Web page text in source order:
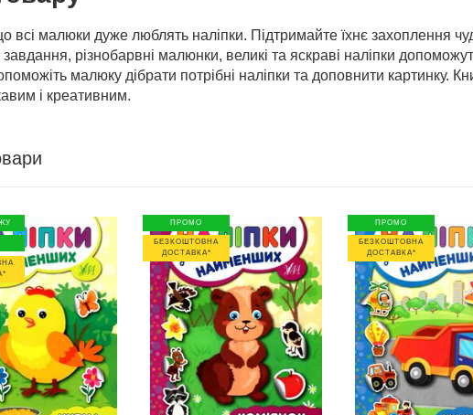
всі малюки дуже люблять наліпки. Підтримайте їхнє захоплення
завдання, різнобарвні малюнки, великі та яскраві наліпки
малюку дібрати потрібні наліпки та доповнити картинку.
і креативним.
ПРОМО
БЕЗКОШТОВНА
ДОСТАВКА*
ПРОМО
БЕЗКОШТОВНА
ДОСТАВКА*